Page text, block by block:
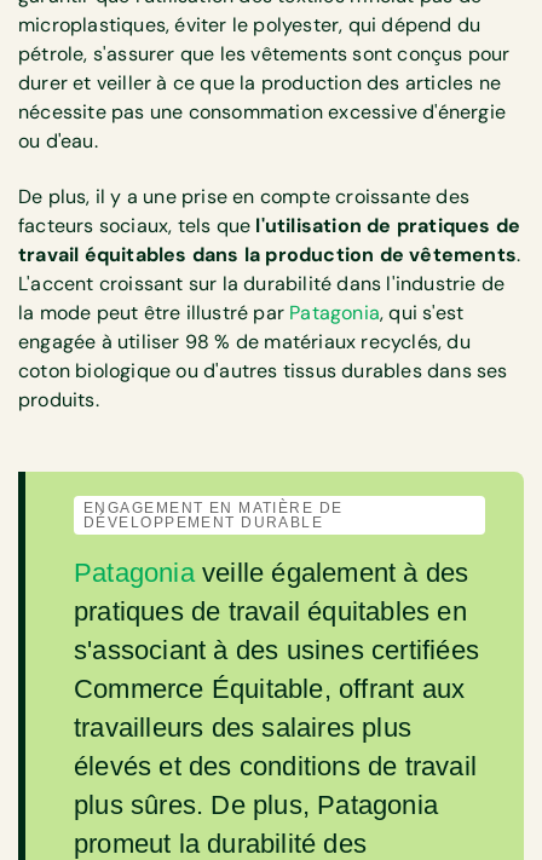
microplastiques, éviter le polyester, qui dépend du
pétrole, s'assurer que les vêtements sont conçus pour
durer et veiller à ce que la production des articles ne
nécessite pas une consommation excessive d'énergie
ou d'eau.
De plus, il y a une prise en compte croissante des
facteurs sociaux, tels que l'utilisation de pratiques de
travail équitables dans la production de vêtements.
L'accent croissant sur la durabilité dans l'industrie de
la mode peut être illustré par Patagonia, qui s'est
engagée à utiliser 98 % de matériaux recyclés, du
coton biologique ou d'autres tissus durables dans ses
produits.
ENGAGEMENT EN MATIÈRE DE
DÉVELOPPEMENT DURABLE
Patagoniaveille également à des
pratiques de travail équitables en
s'associant à des usines certifiées
Commerce Équitable, offrant aux
travailleurs des salaires plus
élevés et des conditions de travail
plus sûres. De plus, Patagonia
promeut la durabilité des